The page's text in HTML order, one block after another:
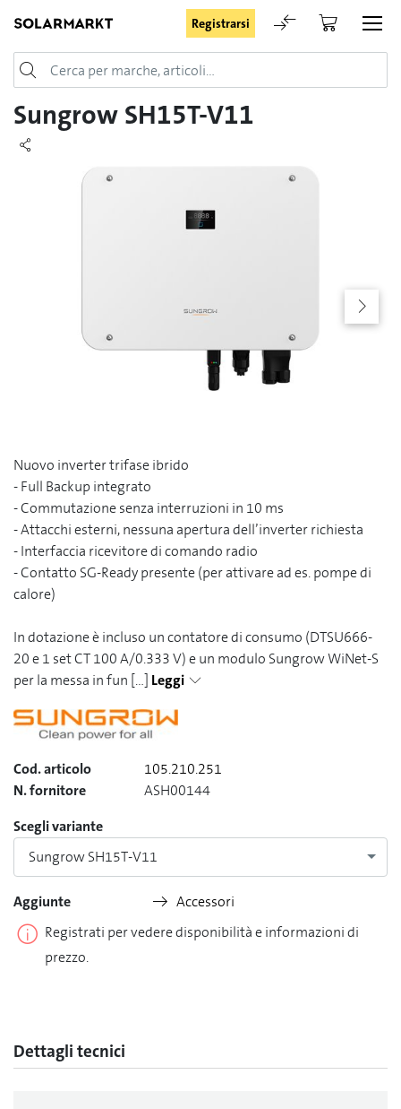
Registrarsi
Login
Password dimenticata
Richiesta di registrazione per login
Sungrow SH15T-V11
Nuovo inverter trifase ibrido
- Full Backup integrato
- Commutazione senza interruzioni in 10 ms
- Attacchi esterni, nessuna apertura dell’inverter richiesta
- Interfaccia ricevitore di comando radio
- Contatto SG-Ready presente (per attivare ad es. pompe di
calore)
In dotazione è incluso un contatore di consumo (DTSU666-
20 e 1 set CT 100 A/0.333 V) e un modulo Sungrow WiNet-S
per la messa in fun [...] Leggi
Cod. articolo
105.210.251
N. fornitore
ASH00144
Scegli variante
Sungrow SH15T-V11
Aggiunte
Accessori
Registrati per vedere disponibilità e informazioni di
prezzo.
Dettagli tecnici